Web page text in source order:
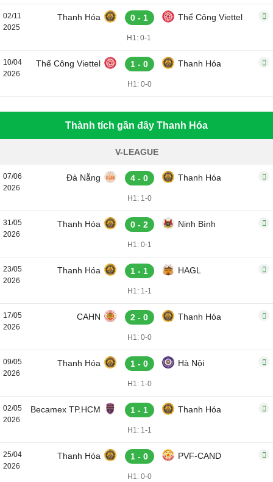
02/11
2025
Thanh Hóa 0 - 1 Thể Công Viettel
H1: 0-1
10/04
2026
Thể Công Viettel 1 - 0 Thanh Hóa
H1: 0-0
Thành tích gần đây Thanh Hóa
V-LEAGUE
07/06
2026
Đà Nẵng 4 - 0 Thanh Hóa
H1: 1-0
31/05
2026
Thanh Hóa 0 - 2 Ninh Bình
H1: 0-1
23/05
2026
Thanh Hóa 1 - 1 HAGL
H1: 1-1
17/05
2026
CAHN 2 - 0 Thanh Hóa
H1: 0-0
09/05
2026
Thanh Hóa 1 - 0 Hà Nội
H1: 1-0
02/05
2026
Becamex TP.HCM 1 - 1 Thanh Hóa
H1: 1-1
25/04
2026
Thanh Hóa 1 - 0 PVF-CAND
H1: 0-0